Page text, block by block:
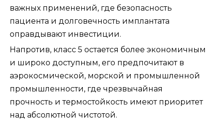
важных применений, где безопасность
пациента и долговечность имплантата
оправдывают инвестиции.
Напротив, класс 5 остается более экономичным
и широко доступным, его предпочитают в
аэрокосмической, морской и промышленной
промышленности, где чрезвычайная
прочность и термостойкость имеют приоритет
над абсолютной чистотой.